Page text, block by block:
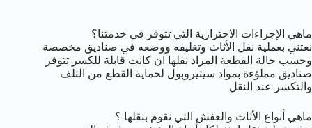
ماهي الإجراءات الاحترازية التي تتوفر في خدمتنا؟
نعتني بعملية نقل الأثاث وتغليفه ووضعه في صناديق مخصصة
وحسب حالة القطعة المراد نقلها ان كانت قابلة للكسر تتوفر
صناديق مملؤءة بمواد سيتيروبول لحماية القطع من التلف
والتكسر عند النقل
ماهي أنواع الأثاث والعفش التي نقوم بنقلها ؟